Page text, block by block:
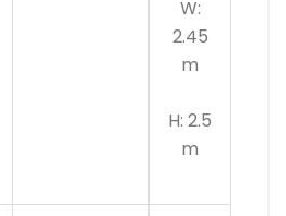
W:
2.45
m
H: 2.5
m